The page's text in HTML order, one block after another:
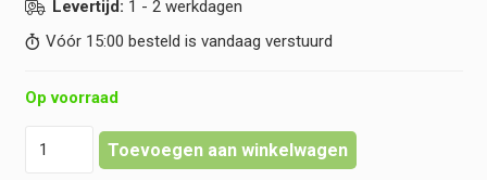
Levertijd: 1 - 2 werkdagen
Vóór 15:00 besteld is vandaag verstuurd
Op voorraad
Toevoegen aan winkelwagen